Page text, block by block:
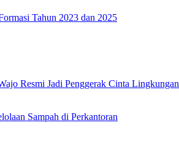
Tahun 2023 dan 2025
Resmi Jadi Penggerak Cinta Lingkungan
Sampah di Perkantoran